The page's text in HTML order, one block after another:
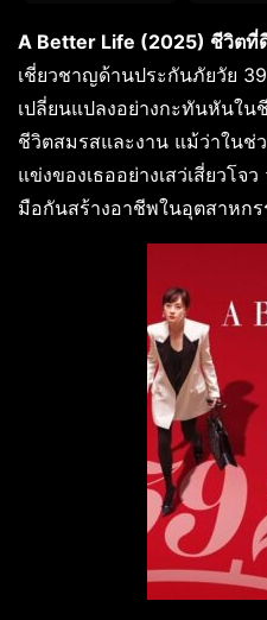
A Better Life (2025) ชีวิตที่
เชี่ยวชาญด้านประกันภัยวัย
เปลี่ยนแปลงอย่างกะทันหันใน
ชีวิตสมรสและงาน แม้ว่าในช่
แข่งของเธออย่างเสว่เสี่ยวโ
มือกันสร้างอาชีพในอุตสาหก